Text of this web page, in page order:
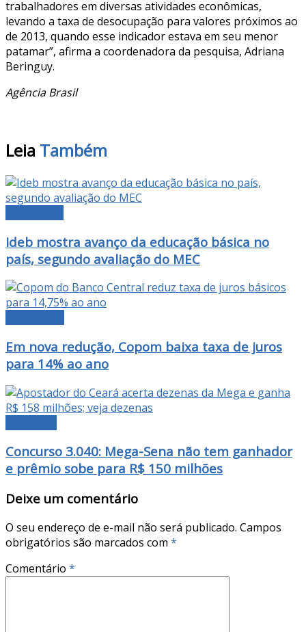
trabalhadores em diversas atividades econômicas,
levando a taxa de desocupação para valores próximos ao
de 2013, quando esse indicador estava em seu menor
patamar”, afirma a coordenadora da pesquisa, Adriana
Beringuy.
Agência Brasil
Leia Também
Ideb mostra avanço da educação básica no
país, segundo avaliação do MEC
Em nova redução, Copom baixa taxa de juros
para 14% ao ano
Concurso 3.040: Mega-Sena não tem ganhador
e prêmio sobe para R$ 150 milhões
Deixe um comentário
O seu endereço de e-mail não será publicado. Campos
obrigatórios são marcados com *
Comentário *